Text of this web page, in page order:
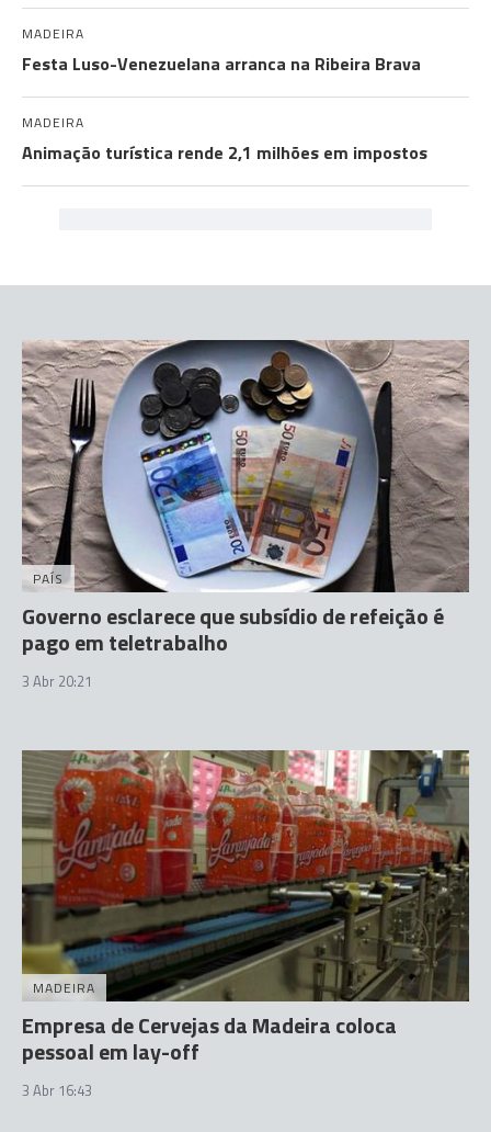
MADEIRA
Festa Luso-Venezuelana arranca na Ribeira Brava
MADEIRA
Animação turística rende 2,1 milhões em impostos
PAÍS
Governo esclarece que subsídio de refeição é
pago em teletrabalho
3 Abr 20:21
MADEIRA
Empresa de Cervejas da Madeira coloca
pessoal em lay-off
3 Abr 16:43